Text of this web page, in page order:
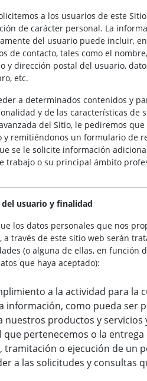
a los usuarios de este
de carácter personal. La
del usuario puede incluir,
de contacto, tales como el
y dirección postal del usuario,
etc.
a determinados contenidos y
y de las características de
del Sitio, le pediremos
y remitiéndonos un formulario de
se le solicite información
trabajo o su principal ámbito
usuario y finalidad
los datos personales que nos
a través de este sitio web serán
(o alguna de ellas, en función
que haya aceptado):
a la actividad para la
información, como pueda ser
nuestros productos y servicios
que pertenecemos o la entrega
tramitación o ejecución de un
a las solicitudes y consultas